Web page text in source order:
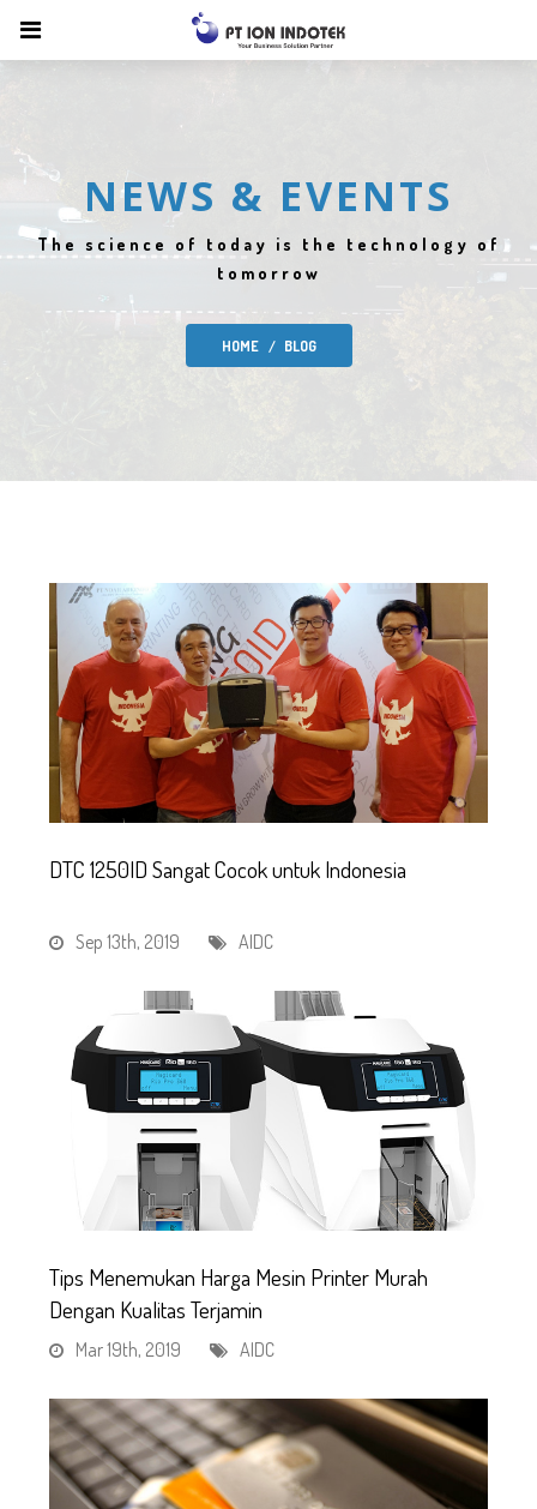
NEWS & EVENTS
The science of today is the technology of
tomorrow
HOME BLOG
DTC 1250ID Sangat Cocok untuk Indonesia
Sep 13th, 2019 AIDC
Tips Menemukan Harga Mesin Printer Murah
Dengan Kualitas Terjamin
Mar 19th, 2019 AIDC